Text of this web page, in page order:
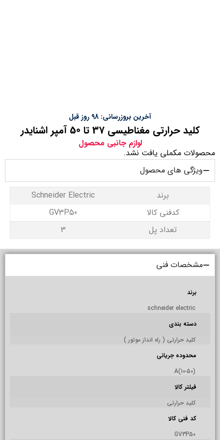
آخرین بروزرسانی: 98 روز قبل
کلید حرارتی مغناطیسی 37 تا 50 آمپر اشنایدر
لوازم جانبی محصول
محصولات مکملی یافت نشد.
ویژگی های محصول
برند
Schneider Electric
کدفنی کالا
GV3P50
تعداد پل
3
مشخصات فنی
برند
schneider electric
دسته بندی
کلید حرارتی ( راه انداز موتور )
محدوده جریانی
(10-50)A
فیلتر کالا
کلید حرارتی
کد فنی کالا
GV3P50